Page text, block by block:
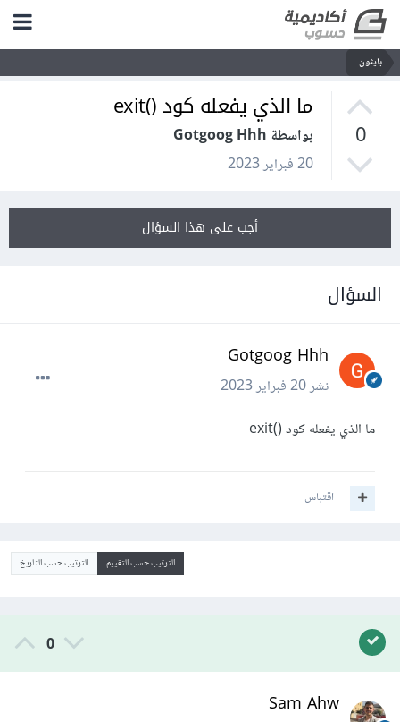
بايثون
0
‏ما الذي يفعله كود ()exit
بواسطة Gotgoog Hhh
20 فبراير 2023
أجب على هذا السؤال
السؤال
Gotgoog Hhh
نشر20 فبراير 2023
‏ما الذي يفعله كود ()exit
اقتباس
الترتيب حسب التقييم الترتيب حسب التاريخ
0
Sam Ahw